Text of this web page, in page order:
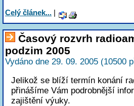
Celý článek... |
Časový rozvrh
podzim 2005
Vydáno dne 29. 09. 2005 (10500
Jelikož se blíží termín konání
přinášíme Vám podrobnější
zajištění výuky.